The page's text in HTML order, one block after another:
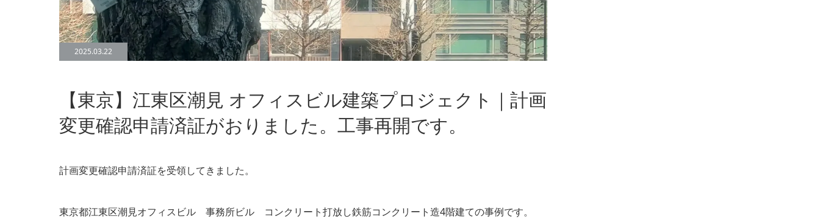
2025.03.22
【東京】江東区潮見 オフィスビル建築プロジェクト｜計画
変更確認申請済証がおりました。工事再開です。
計画変更確認申請済証を受領してきました。
東京都江東区潮見オフィスビル 事務所ビル コンクリート打放し鉄筋コンクリート造4階建ての事例です。